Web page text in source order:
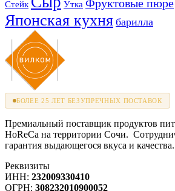
Стейк Утка Фруктовые пюре
Японская кухня барилла
БОЛЕЕ 25 ЛЕТ БЕЗУПРЕЧНЫХ ПОСТАВОК
Премиальный поставщик продуктов
HoReCa на территории Сочи.
гарантия выдающегося вкуса и качества.
Реквизиты
ИНН: 232009330410
ОГРН: 308232010900052